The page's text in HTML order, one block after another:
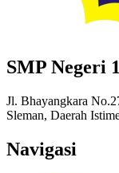
SMP Negeri
Jl. Bhayangkara
Sleman, Daerah
Navigasi